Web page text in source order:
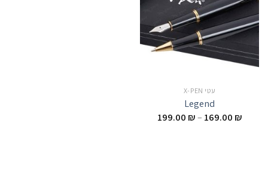
עטי X-PEN
Legend
169.00 ₪
–
199.00 ₪